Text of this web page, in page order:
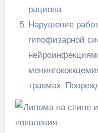
рациона.
Нарушение
гипофизарной
травмах.